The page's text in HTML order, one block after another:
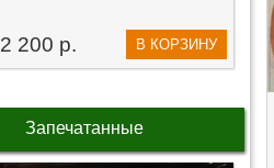
2 200 р. В КОРЗИНУ
Запечатанные